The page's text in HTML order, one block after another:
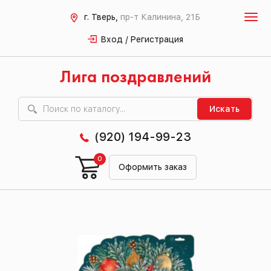
г. Тверь, пр-т Калинина, 21Б
Вход / Регистрация
Лига поздравлений
Искать
(920) 194-99-23
Оформить заказ
0